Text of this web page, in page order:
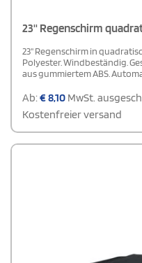
23'' Regenschirm
23'' Regenschirm in
Polyester. Windbeständig.
aus gummiertem ABS.
Ab:€8,10 MwSt.
Kostenfreier versand